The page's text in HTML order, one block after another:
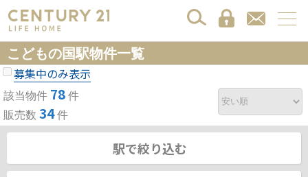
こどもの国駅物件一覧
募集中のみ表示
該当物件 78 件
販売数 34件
駅で絞り込む